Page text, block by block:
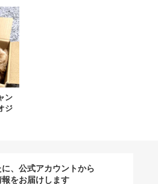
ン
ジ
、公式アカウントから
をお届けします
ー
をダウンロードする